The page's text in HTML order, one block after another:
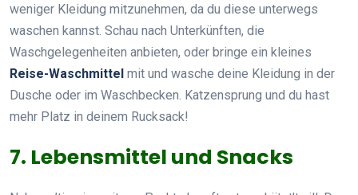
weniger Kleidung mitzunehmen, da du diese unterwegs
waschen kannst. Schau nach Unterkünften, die
Waschgelegenheiten anbieten, oder bringe ein kleines
Reise-Waschmittel mit und wasche deine Kleidung in der
Dusche oder im Waschbecken. Katzensprung und du hast
mehr Platz in deinem Rucksack!
7. Lebensmittel und Snacks